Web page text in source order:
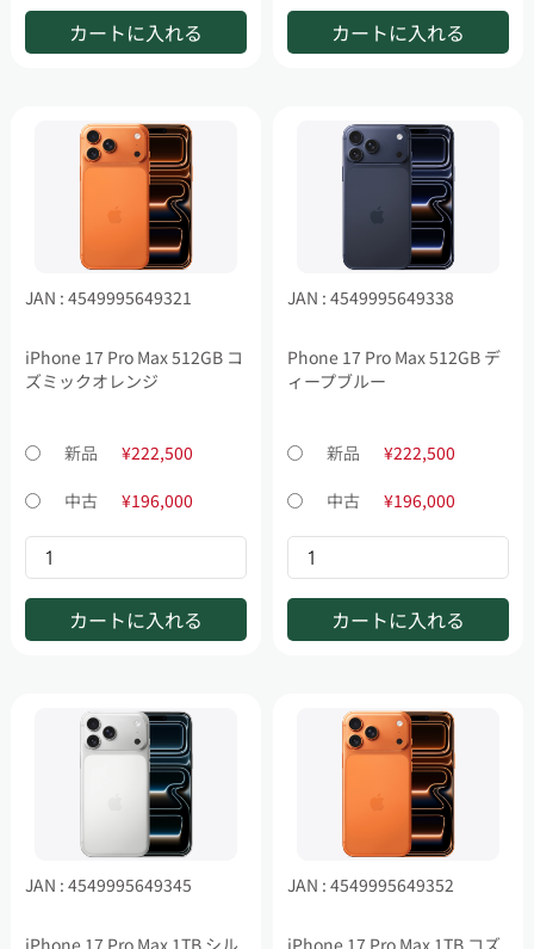
カートに入れる カートに入れる
JAN : 4549995649321
iPhone 17 Pro Max 512GB コ
ズミックオレンジ
新品
¥222,500
中古
¥196,000
カートに入れる
JAN : 4549995649338
Phone 17 Pro Max 512GB デ
ィープブルー
新品
¥222,500
中古
¥196,000
カートに入れる
JAN : 4549995649345
iPhone 17 Pro Max 1TB シル
JAN : 4549995649352
iPhone 17 Pro Max 1TB コズ